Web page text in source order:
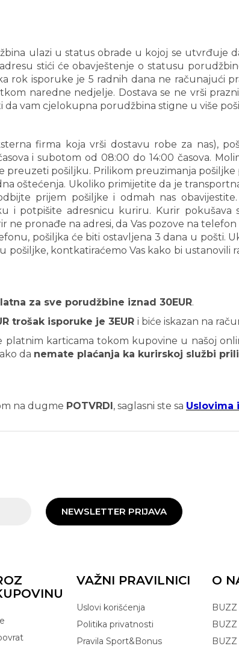
ulazi u status obrade u kojoj se utvrđuje
stići će obavještenje o statusu
rok isporuke je 5 radnih dana ne računajući
naredne nedjelje. Dostava se ne vrši
da vam cjelokupna porudžbina stigne u više
firma koja vrši dostavu robe za nas) ,
i subotom od 08:00 do 14:00 časova.
preuzeti pošiljku. Prilikom preuzimanja
oštećenja. Ukoliko primijetite da je
prijem pošiljke i odmah nas
i potpišite adresnicu kuriru. Kurir pokušava
ne pronađe na adresi, da Vas pozove na
pošiljka će biti ostavljena 3 dana u pošti.
pošiljke, kontkatiraćemo Vas kako bi
za sve porudžbine iznad 30EUR.
trošak isporuke je 3EUR i biće iskazan na
karticama tokom kupovine u našoj
da nemate plaćanja ka kurirskoj službi
na dugme POTVRDI, saglasni ste sa Uslovima
NEWSLETTER PRIJAVA
VAŽNI PRAVILNICI
Uslovi korišćenja
Politika privatnosti
Pravila Sport&Bonus
O